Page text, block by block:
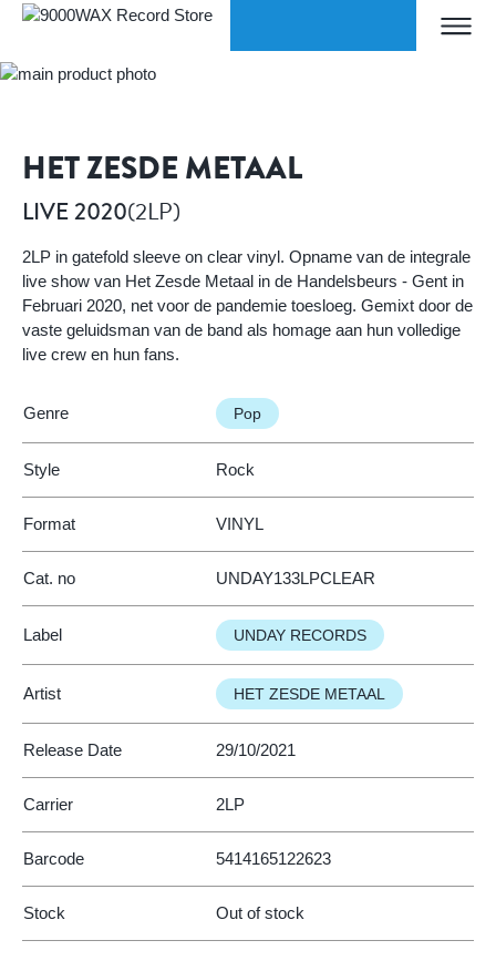
SHIPPING
Skip to Content
HET ZESDE METAAL
LIVE 2020(2LP)
2LP in gatefold sleeve on clear vinyl. Opname van de integrale
live show van Het Zesde Metaal in de Handelsbeurs - Gent in
Februari 2020, net voor de pandemie toesloeg. Gemixt door de
vaste geluidsman van de band als homage aan hun volledige
live crew en hun fans.
Genre Pop
Style Rock
Format VINYL
Cat. no UNDAY133LPCLEAR
Label UNDAY RECORDS
Artist HET ZESDE METAAL
Release Date 29/10/2021
Carrier 2LP
Barcode 5414165122623
Stock Out of stock